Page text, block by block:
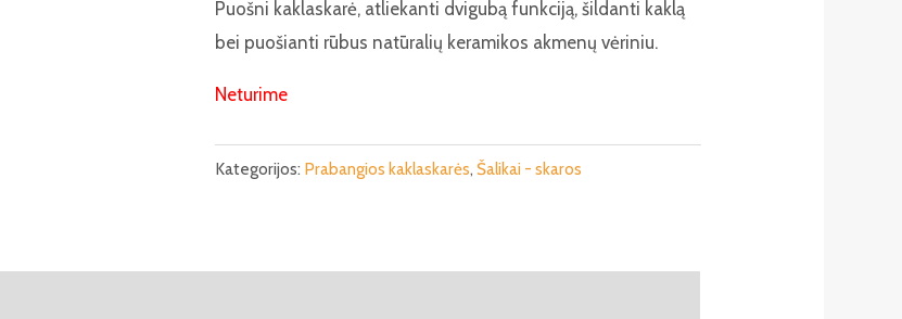
Puošni kaklaskarė, atliekanti dvigubą funkciją, šildanti kaklą
bei puošianti rūbus natūralių keramikos akmenų vėriniu.
Neturime
Kategorijos: Prabangios kaklaskarės, Šalikai - skaros